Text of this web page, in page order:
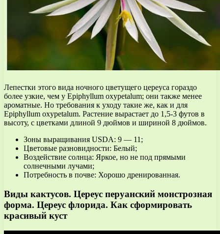
Лепестки этого вида ночного цветущего цереуса гораздо
более узкие, чем у Epiphyllum oxypetalum; они также менее
ароматные. Но требования к уходу такие же, как и для
Epiphyllum oxypetalum. Растение вырастает до 1,5-3 футов в
высоту, с цветками длиной 9 дюймов и шириной 8 дюймов.
Зоны выращивания USDA: 9 — 11;
Цветовые разновидности: Белый;
Воздействие солнца: Яркое, но не под прямыми
солнечными лучами;
Потребность в почве: Хорошо дренированная.
Виды кактусов. Цереус перуанский монстрозная
форма. Цереус флорида. Как сформировать
красивый куст